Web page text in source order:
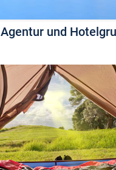
Agentur und